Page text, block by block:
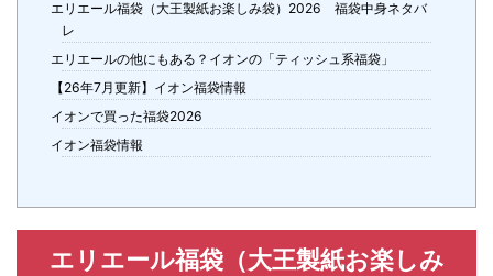
エリエール福袋（大王製紙お楽しみ袋）2026 福袋中身ネタバ
レ
エリエールの他にもある？イオンの「ティッシュ系福袋」
【26年7月更新】イオン福袋情報
イオンで買った福袋2026
イオン福袋情報
エリエール福袋（大王製紙お楽しみ